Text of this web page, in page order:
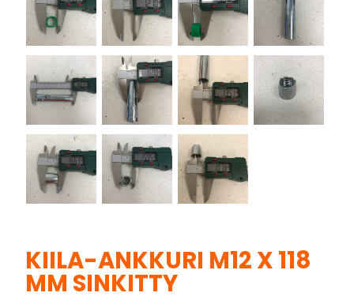
KIILA-ANKKURI M12 X 118
MM SINKITTY